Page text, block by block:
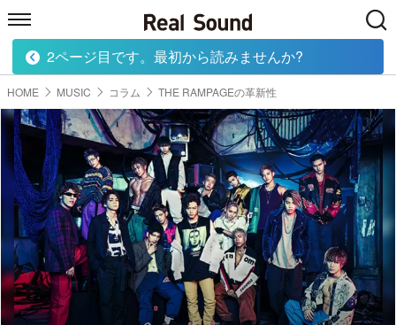
HOME MUSIC MOVIE TECH
HOME MUSIC コラム THE RAMPAGEの革新性
2ページ目です。最初から読みませんか?